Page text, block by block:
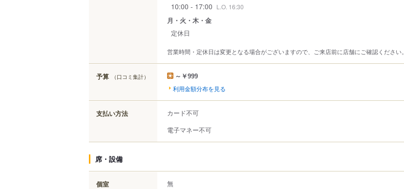
10:00 - 17:00 L.O. 16:30
月・火・木・金
定休日
営業時間・定休日は変更となる場合がございますので、ご来店前に店舗にご確認ください。
予算 （口コミ集計） ～￥999
利用金額分布を見る
支払い方法
カード不可
電子マネー不可
席・設備
個室 無